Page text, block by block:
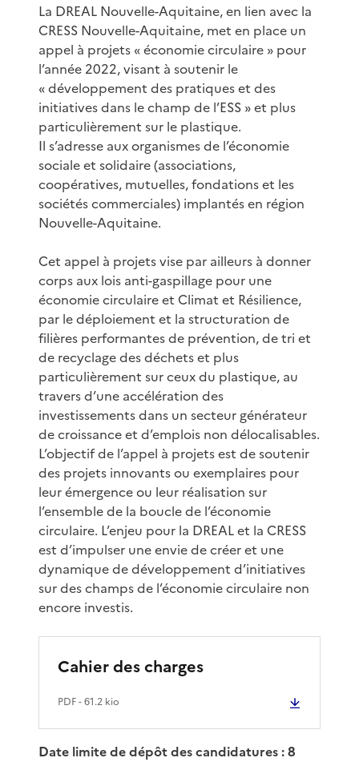
La DREAL Nouvelle-Aquitaine, en lien avec la
CRESS Nouvelle-Aquitaine, met en place un
appel à projets « économie circulaire » pour
l’année 2022, visant à soutenir le
« développement des pratiques et des
initiatives dans le champ de l’ESS » et plus
particulièrement sur le plastique.
Il s’adresse aux organismes de l’économie
sociale et solidaire (associations,
coopératives, mutuelles, fondations et les
sociétés commerciales) implantés en région
Nouvelle-Aquitaine.
Cet appel à projets vise par ailleurs à donner
corps aux lois anti-gaspillage pour une
économie circulaire et Climat et Résilience,
par le déploiement et la structuration de
filières performantes de prévention, de tri et
de recyclage des déchets et plus
particulièrement sur ceux du plastique, au
travers d’une accélération des
investissements dans un secteur générateur
de croissance et d’emplois non délocalisables.
L’objectif de l’appel à projets est de soutenir
des projets innovants ou exemplaires pour
leur émergence ou leur réalisation sur
l’ensemble de la boucle de l’économie
circulaire. L’enjeu pour la DREAL et la CRESS
est d’impulser une envie de créer et une
dynamique de développement d’initiatives
sur des champs de l’économie circulaire non
encore investis.
Cahier des charges
PDF- 61.2 kio
Date limite de dépôt des candidatures : 8